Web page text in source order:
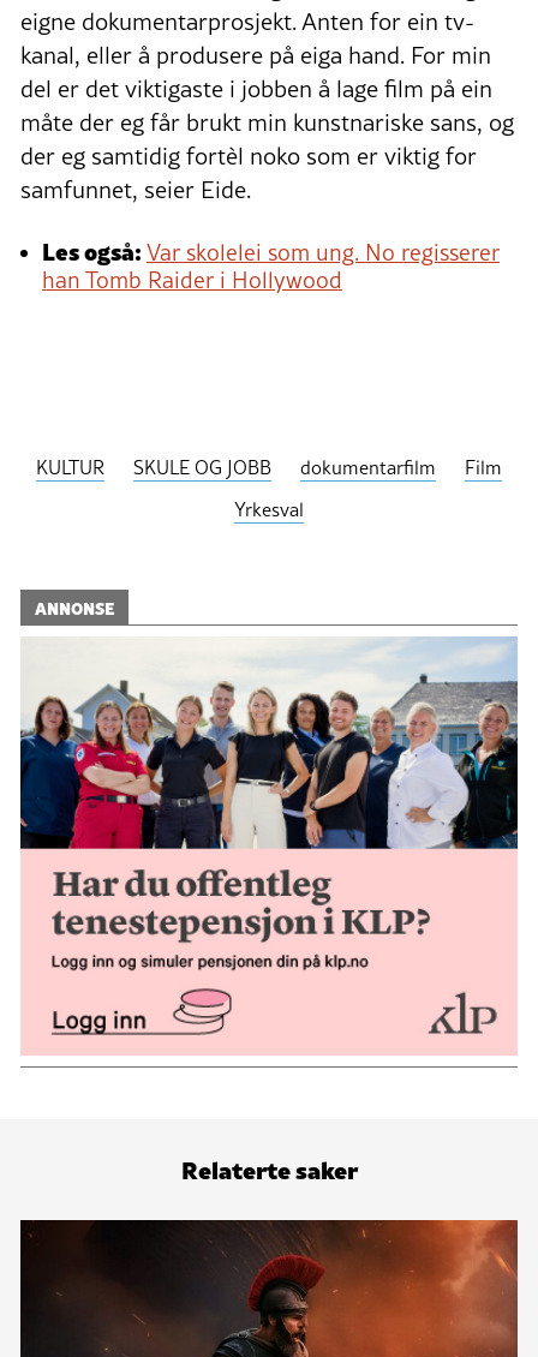
eigne dokumentarprosjekt. Anten for ein tv-
kanal, eller å produsere på eiga hand. For min
del er det viktigaste i jobben å lage film på ein
måte der eg får brukt min kunstnariske sans, og
der eg samtidig fortèl noko som er viktig for
samfunnet, seier Eide.
Les også:Var skolelei som ung. No regisserer
han Tomb Raider i Hollywood
KULTUR SKULE OG JOBB dokumentarfilm
Film
Yrkesval
ANNONSE
Relaterte saker